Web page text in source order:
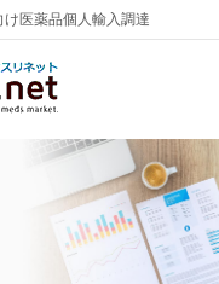
医薬品個人輸入調達